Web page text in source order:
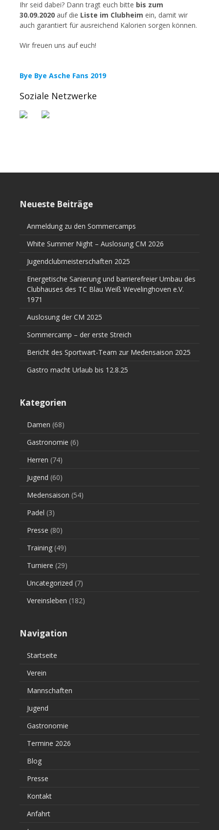
Ihr seid dabei? Dann tragt euch bitte bis zum
30.09.2020 auf die Liste im Clubheim ein, damit wir
auch garantiert für ausreichend Kalorien sorgen können.
Wir freuen uns auf euch!
Bye Bye Asche Fans 2019
Soziale Netzwerke
Neueste Beiträge
Anmeldung zu den Sommercamps
White Summer Night – Auslosung CM 2026
Jugendclubmeisterschaften 2025
Energetische Sanierung und barrierefreier Umbau des
Clubhauses des TC Blau Weiß Wevelinghoven e.V.
1971
Auslosung der CM 2025
Sommercamp – der erste Streich
Bericht des Sportwart-Team zur Medensaison 2025
Gastro macht Urlaub bis 12.8.25
Kategorien
Damen (68)
Gastronomie (6)
Herren (74)
Jugend (60)
Medensaison (54)
Padel (3)
Presse (80)
Training (49)
Turniere (29)
Uncategorized (7)
Vereinsleben (182)
Navigation
Startseite
Verein
Mannschaften
Jugend
Gastronomie
Termine 2026
Blog
Presse
Kontakt
Anfahrt